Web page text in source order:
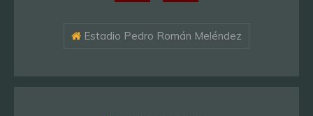
Estadio Pedro Román Meléndez